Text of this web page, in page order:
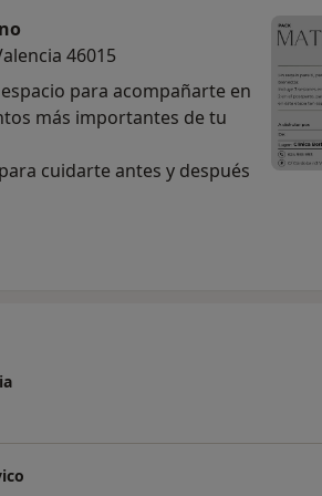
46015
para acompañarte en
más importantes de tu
cuidarte antes y después
el embarazo.
vivas tu maternidad con
también es cuidar a tu
una amiga como para